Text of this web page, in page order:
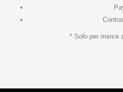
* Solo per merce